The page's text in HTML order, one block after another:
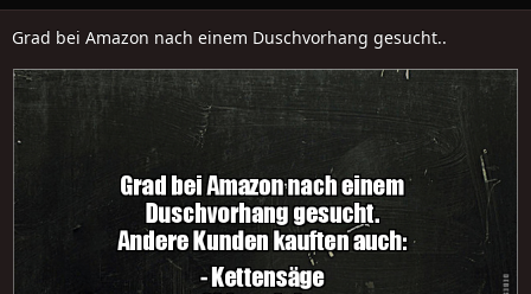
Grad bei Amazon nach einem Duschvorhang gesucht..